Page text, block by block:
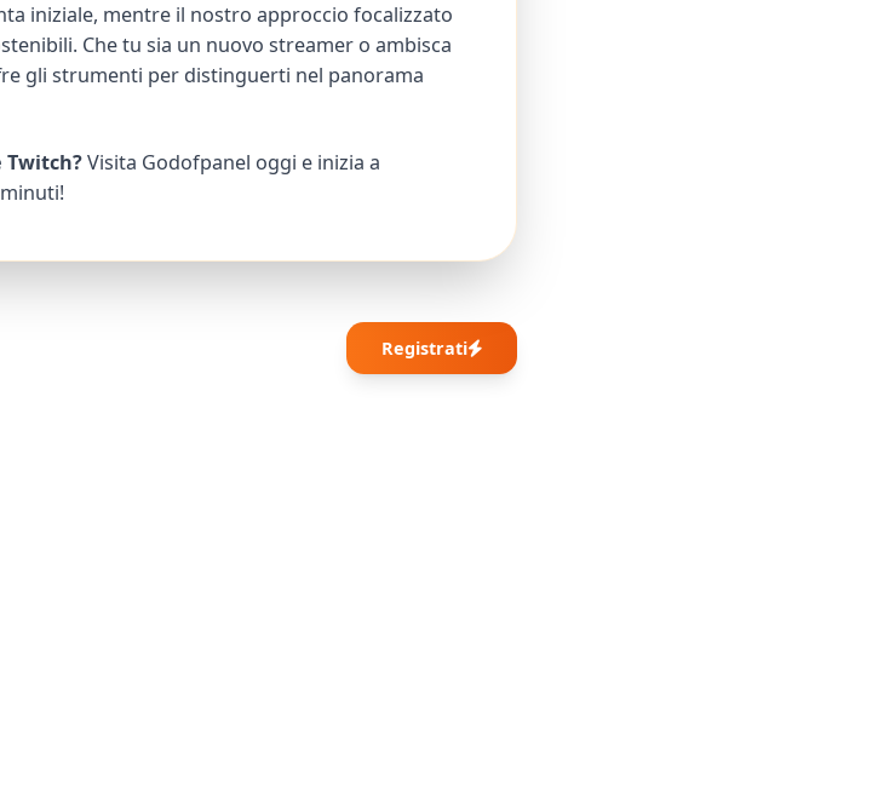
iniziale, mentre il nostro approccio focalizzato
Che tu sia un nuovo streamer o ambisca
gli strumenti per distinguerti nel panorama
Twitch?Visita Godofpanel oggi e inizia a
Registrati